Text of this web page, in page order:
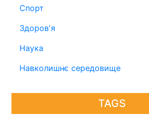
Спорт
Здоров'я
Наука
Навколишнє середовище
TAGS